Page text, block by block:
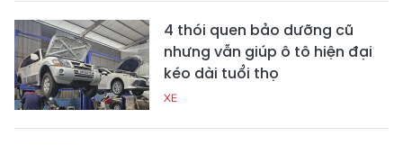
4 thói quen bảo dưỡng cũ
nhưng vẫn giúp ô tô hiện đại
kéo dài tuổi thọ
XE